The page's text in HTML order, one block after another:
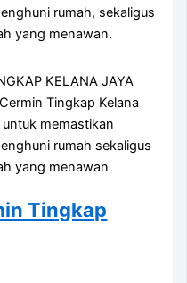
rumah, sekaligus
yang menawan.
Tingkap Kelana
memastikan
rumah sekaligus
yang menawan
Tingkap